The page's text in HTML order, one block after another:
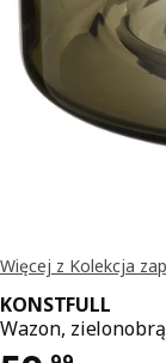
Więcej z Kolekcja
KONSTFULL
Wazon,